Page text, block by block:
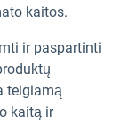
kaitos.
ir paspartinti
teigiamą
kaitą ir